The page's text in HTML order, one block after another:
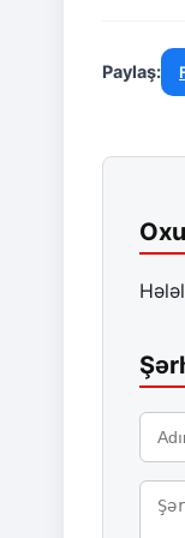
Paylaş: